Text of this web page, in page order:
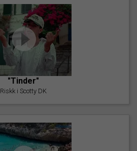
"Tinder"
Riskk i Scotty DK